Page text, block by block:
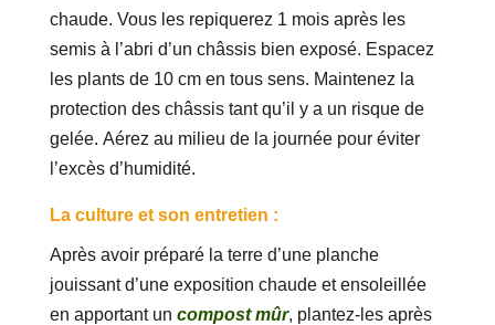
chaude. Vous les repiquerez 1 mois après les
semis à l’abri d’un châssis bien exposé. Espacez
les plants de 10 cm en tous sens. Maintenez la
protection des châssis tant qu’il y a un risque de
gelée. Aérez au milieu de la journée pour éviter
l’excès d’humidité.
La culture et son entretien :
Après avoir préparé la terre d’une planche
jouissant d’une exposition chaude et ensoleillée
en apportant un compost mûr, plantez-les après